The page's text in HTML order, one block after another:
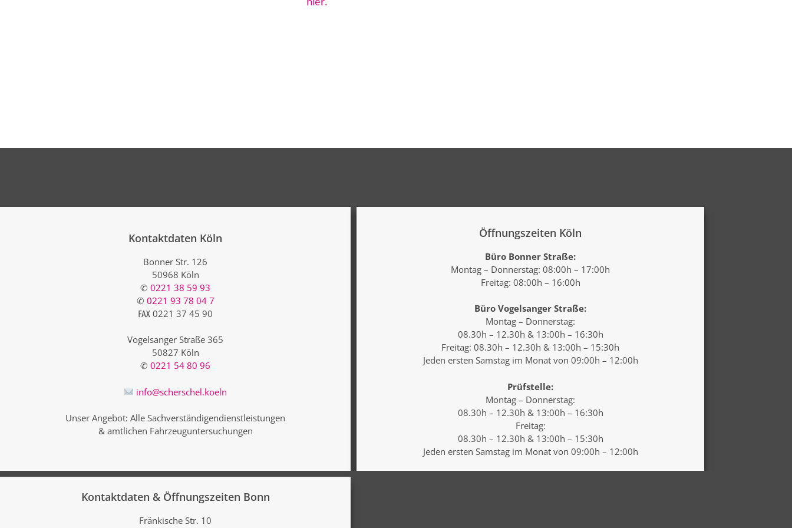
Kontaktdaten Köln
Bonner Str. 126
50968 Köln
✆ 0221 38 59 93
✆ 0221 93 78 04 7
℻ 0221 37 45 90
Vogelsanger Straße 365
50827 Köln
✆ 0221 54 80 96
info@scherschel.koeln
Unser Angebot: Alle Sachverständigendienstleistungen
& amtlichen Fahrzeuguntersuchungen
Öffnungszeiten Köln
Büro Bonner Straße:
Montag – Donnerstag: 08:00h – 17:00h
Freitag: 08:00h – 16:00h
Büro Vogelsanger Straße:
Montag – Donnerstag:
08.30h – 12.30h & 13:00h – 16:30h
Freitag: 08.30h – 12.30h & 13:00h – 15:30h
Jeden ersten Samstagim Monat von 09:00h – 12:00h
Prüfstelle:
Montag – Donnerstag:
08.30h – 12.30h & 13:00h – 16:30h
Freitag:
08.30h – 12.30h & 13:00h – 15:30h
Jeden ersten Samstag im Monat von 09:00h – 12:00h
Kontaktdaten & Öffnungszeiten Bonn
Fränkische Str. 10